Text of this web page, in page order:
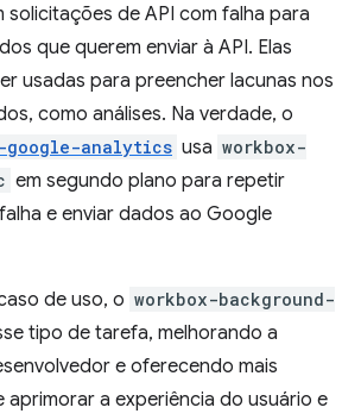
solicitações de API com falha para
que querem enviar à API. Elas
usadas para preencher lacunas nos
como análises. Na verdade, o
google-analytics usa workbox-
em segundo plano para repetir
e enviar dados ao Google
de uso, o workbox-background-
tipo de tarefa, melhorando a
e oferecendo mais
a experiência do usuário e